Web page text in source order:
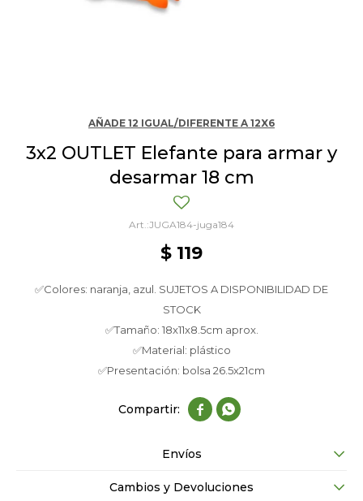
AÑADE 12 IGUAL/DIFERENTE A 12X6
3x2 OUTLET Elefante para armar y
desarmar 18 cm
JUGA184-juga184
$ 119
✅Colores: naranja, azul. SUJETOS A DISPONIBILIDAD DE
STOCK
✅Tamaño: 18x11x8.5cm aprox.
✅Material: plástico
✅Presentación: bolsa 26.5x21cm
 
Envíos
Cambios y Devoluciones